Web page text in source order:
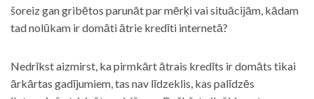
šoreiz gan gribētos parunāt par mērķi vai situācijām, kādam
tad nolūkam ir domāti ātrie kredīti internetā?
Nedrīkst aizmirst, ka pirmkārt ātrais kredīts ir domāts tikai
ārkārtas gadījumiem, tas nav līdzeklis, kas palīdzēs